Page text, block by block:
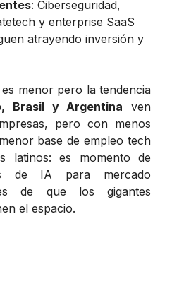
: Ciberseguridad,
y enterprise SaaS
atrayendo inversión y
menor pero la tendencia
Brasil y Argentina ven
pero con menos
base de empleo tech
latinos: es momento de
de IA para mercado
de que los gigantes
el espacio.